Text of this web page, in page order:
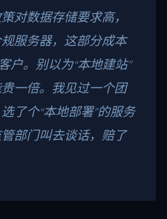
对数据存储要求高，
服务器，这部分成本
户。别以为“本地建站”
一倍。我见过一个团
了个“本地部署”的服务
部门叫去谈话，赔了